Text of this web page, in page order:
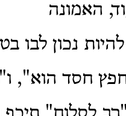
האמונה
להיות נכון לבו
חסד הוא",